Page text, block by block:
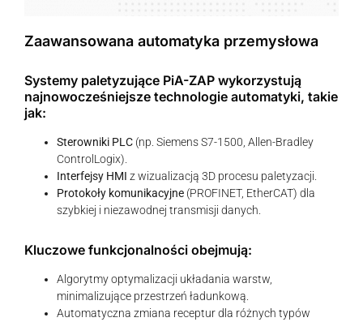
Zaawansowana automatyka przemysłowa
Systemy paletyzujące PiA-ZAP wykorzystują
najnowocześniejsze technologie automatyki, takie
jak:
Sterowniki PLC (np. Siemens S7-1500, Allen-Bradley
ControlLogix).
Interfejsy HMI z wizualizacją 3D procesu paletyzacji.
Protokoły komunikacyjne (PROFINET, EtherCAT) dla
szybkiej i niezawodnej transmisji danych.
Kluczowe funkcjonalności obejmują:
Algorytmy optymalizacji układania warstw,
minimalizujące przestrzeń ładunkową.
Automatyczna zmiana receptur dla różnych typów